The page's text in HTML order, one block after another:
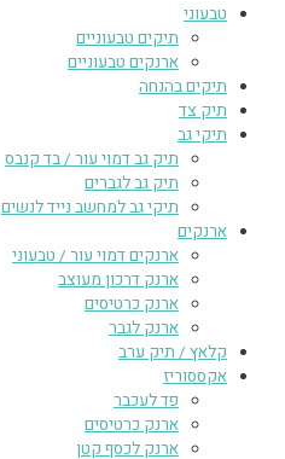
טבעוני
תיקים טבעוניים
ארנקים טבעוניים
תיקים בהנחה
תיק צד
תיקי גב
תיק גב דמוי עור / בד קנבס
תיק גב לגברים
תיקי גב למחשב נייד לנשים
ארנקים
ארנקים דמוי עור / טבעוני
ארנק דרכון מעוצב
ארנק כרטיסים
ארנק לגבר
קלאץ / תיק ערב
אקססוריז
פד לעכבר
ארנק כרטיסים
ארנק לכסף קטן